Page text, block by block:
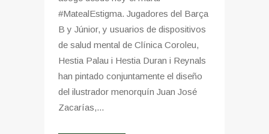
#MatealEstigma. Jugadores del Barça
B y Júnior, y usuarios de dispositivos
de salud mental de Clínica Coroleu,
Hestia Palau i Hestia Duran i Reynals
han pintado conjuntamente el diseño
del ilustrador menorquín Juan José
Zacarías,...